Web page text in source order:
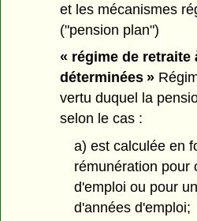
et les mécanismes
("pension plan")
« régime de retraite
déterminées »
vertu duquel la
selon le cas :
a) est calculée en
rémunération pour
d'emploi ou pour
d'années d'emploi;